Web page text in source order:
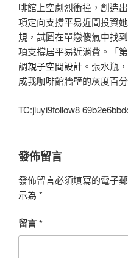
啡館上空劇烈衝撞，創造
項定向支撐平易近間投資
規，試圖在單戀傻氣中找
項支撐居平易近消費。「
調親子空間設計 。張水瓶
成我咖啡館牆壁的灰度百
TC:jiuyi9follow8
發佈留言
發佈留言必須填寫的電子
示為 *
留言*